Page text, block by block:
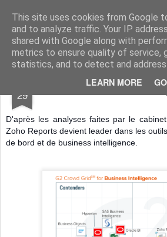
This site uses cookies from Google
and to analyze traffic. Your IP
shared with Google along with
metrics to ensure quality of service,
statistics, and to detect and address
LEARN MORE
Accueil Découvrez tous nos produits
29 G2Crowd, Zoho
D'après les analyses faites par le
Zoho Reports devient leader dans les
de bord et de business intelligence.